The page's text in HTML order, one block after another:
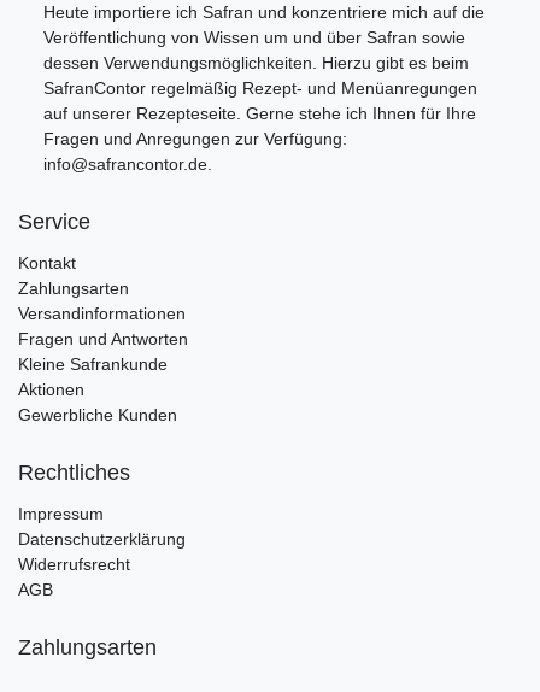
Heute importiere ich Safran und konzentriere mich auf die
Veröffentlichung von Wissen um und über Safran sowie
dessen Verwendungsmöglichkeiten. Hierzu gibt es beim
SafranContor regelmäßig Rezept- und Menüanregungen
auf unserer Rezepteseite. Gerne stehe ich Ihnen für Ihre
Fragen und Anregungen zur Verfügung:
info@safrancontor.de.
Service
Kontakt
Zahlungsarten
Versandinformationen
Fragen und Antworten
Kleine Safrankunde
Aktionen
Gewerbliche Kunden
Rechtliches
Impressum
Datenschutzerklärung
Widerrufsrecht
AGB
Zahlungsarten